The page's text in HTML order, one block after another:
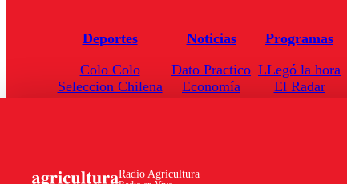
Radio Agricultura
Deportes
Colo Colo
Seleccion Chilena
Noticias
Dato Practico
Economía
Programas
LLegó la hora
El Radar
Enfoqué Público